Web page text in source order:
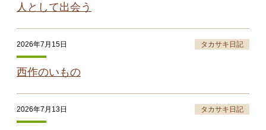
人として出会う
2026年7月15日 タカサキ日記
西作のいもの
2026年7月13日 タカサキ日記